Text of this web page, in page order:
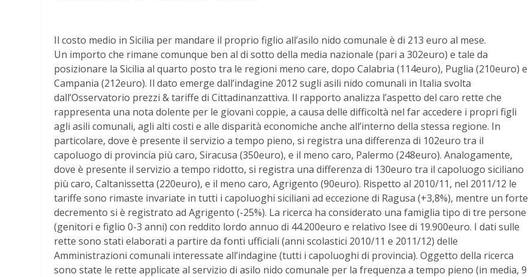
Il costo medio in Sicilia per mandare il proprio figlio all’asilo nido comunale è di 213 euro al mese.
Un importo che rimane comunque ben al di sotto della media nazionale (pari a 302euro) e tale da
posizionare la Sicilia al quarto posto tra le regioni meno care, dopo Calabria (114euro), Puglia (210euro) e
Campania (212euro). Il dato emerge dall’indagine 2012 sugli asili nido comunali in Italia svolta
dall’Osservatorio prezzi & tariffe di Cittadinanzattiva. Il rapporto analizza l’aspetto del caro rette che
rappresenta una nota dolente per le giovani coppie, a causa delle difficoltà nel far accedere i propri figli
agli asili comunali, agli alti costi e alle disparità economiche anche all’interno della stessa regione. In
particolare, dove è presente il servizio a tempo pieno, si registra una differenza di 102euro tra il
capoluogo di provincia più caro, Siracusa (350euro), e il meno caro, Palermo (248euro). Analogamente,
dove è presente il servizio a tempo ridotto, si registra una differenza di 130euro tra il capoluogo siciliano
più caro, Caltanissetta (220euro), e il meno caro, Agrigento (90euro). Rispetto al 2010/11, nel 2011/12 le
tariffe sono rimaste invariate in tutti i capoluoghi siciliani ad eccezione di Ragusa (+3,8%), mentre un forte
decremento si è registrato ad Agrigento (-25%). La ricerca ha considerato una famiglia tipo di tre persone
(genitori e figlio 0-3 anni) con reddito lordo annuo di 44.200euro e relativo Isee di 19.900euro. I dati sulle
rette sono stati elaborati a partire da fonti ufficiali (anni scolastici 2010/11 e 2011/12) delle
Amministrazioni comunali interessate all’indagine (tutti i capoluoghi di provincia). Oggetto della ricerca
sono state le rette applicate al servizio di asilo nido comunale per la frequenza a tempo pieno (in media, 9